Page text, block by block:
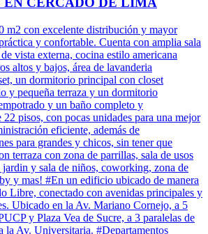
m2 con excelente distribución y mayor
y confortable. Cuenta con amplia sala
vista externa, cocina estilo americana
altos y bajos, área de lavanderia
un dormitorio principal con closet
y pequeña terraza y un dormitorio
y un baño completo y
pisos, con pocas unidades para una mejor
eficiente, además de
para grandes y chicos, sin tener que
terraza con zona de parrillas, sala de usos
y sala de niños, coworking, zona de
y mas! #En un edificio ubicado de manera
Libre, conectado con avenidas principales y
Ubicado en la Av. Mariano Cornejo, a 5
y Plaza Vea de Sucre, a 3 paralelas de
la Av. Universitaria. #Departamentos